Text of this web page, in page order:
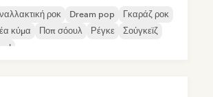
ροκ Dream pop
Γκαράζ ροκ
κύμα
Ποπ σόουλ Ρέγκε
Σούγκεϊζ